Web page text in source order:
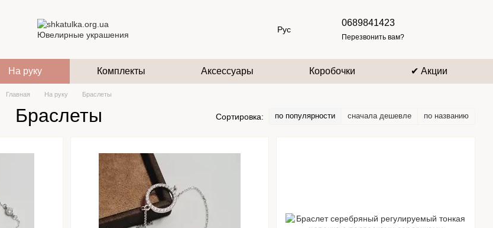
Рус
0689841423
Перезвонить вам?
На руку Комплекты Аксессуары Коробочки ✔ Акции
Главная На руку Браслеты
Браслеты Сортировка: по популярности сначала дешевле по названию